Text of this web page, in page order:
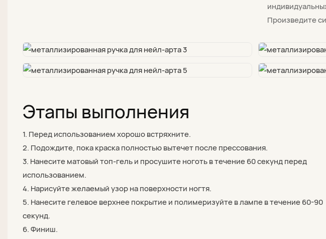
Произведите
Этапы выполнения
1. Перед использованием хорошо встряхните.
2. Подождите, пока краска полностью вытечет после прессования.
3. Нанесите матовый топ-гель и просушите ноготь в течение 60 секунд перед
использованием.
4. Нарисуйте желаемый узор на поверхности ногтя.
5. Нанесите гелевое верхнее покрытие и полимеризуйте в лампе в течение 60-90
секунд.
6. Финиш.